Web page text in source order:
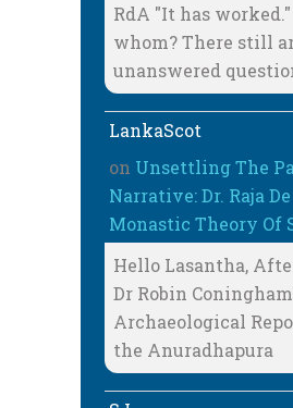
RdA "It has worked."
whom? There still
unanswered
LankaScot
on Unsettling The
Narrative: Dr. Raja De
Monastic Theory Of
Hello Lasantha,
Dr Robin
Archaeological
the Anuradhapura